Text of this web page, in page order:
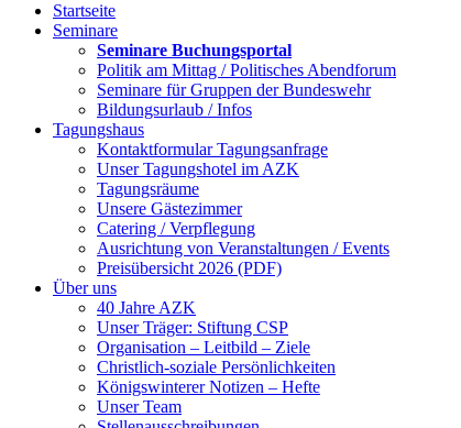
Startseite
Seminare
Seminare Buchungsportal
Politik am Mittag / Politisches Abendforum
Seminare für Gruppen der Bundeswehr
Bildungsurlaub / Infos
Tagungshaus
Kontaktformular Tagungsanfrage
Unser Tagungshotel im AZK
Tagungsräume
Unsere Gästezimmer
Catering / Verpflegung
Ausrichtung von Veranstaltungen / Events
Preisübersicht 2026 (PDF)
Über uns
40 Jahre AZK
Unser Träger: Stiftung CSP
Organisation – Leitbild – Ziele
Christlich-soziale Persönlichkeiten
Königswinterer Notizen – Hefte
Unser Team